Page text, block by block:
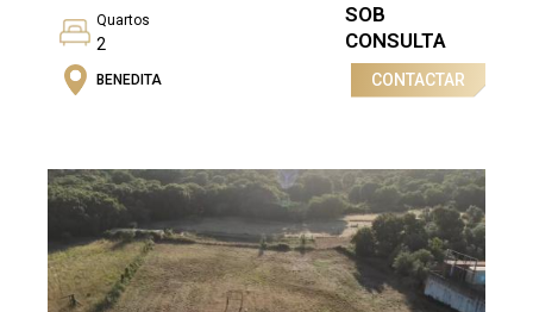
Quartos
2
Categoria Energética
SOB
CONSULTA
BENEDITA CONTACTAR